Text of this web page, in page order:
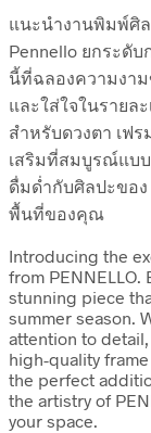
แนะนำงานพิมพ์ศิล
Pennello ยกระดั
นี้ที่ฉลองความงา
และใส่ใจในรายล
สำหรับดวงตา เฟ
เสริมที่สมบูรณ์แบ
ดื่มด่ำกับศิลปะขอ
พื้นที่ของคุณ
Introducing the
from PENNELLO.
stunning piece
summer season.
attention to
high-quality
the perfect
the artistry of
your space.